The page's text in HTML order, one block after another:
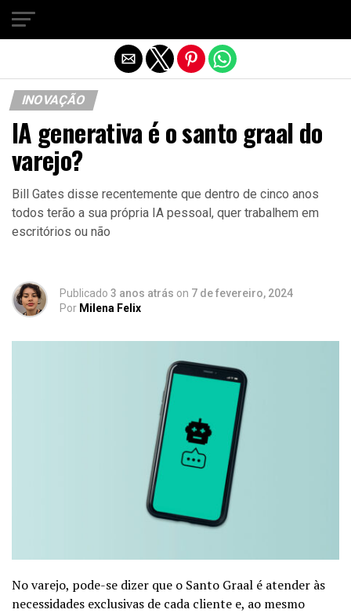
INOVAÇÃO
IA generativa é o santo graal do
varejo?
Bill Gates disse recentemente que dentro de cinco anos
todos terão a sua própria IA pessoal, quer trabalhem em
escritórios ou não
Publicado 3 anos atrás on 7 de fevereiro, 2024
Por Milena Felix
No varejo, pode-se dizer que o Santo Graal é atender às
necessidades exclusivas de cada cliente e, ao mesmo